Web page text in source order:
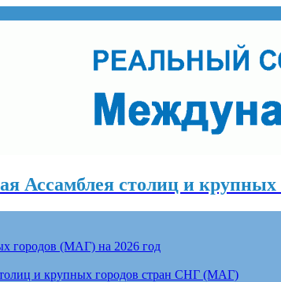
Ассамблея столиц и
городов (МАГ) на 2026 год
и крупных городов стран СНГ (МАГ)